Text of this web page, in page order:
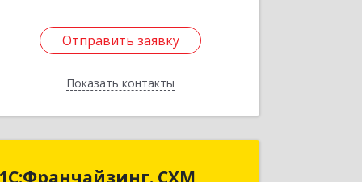
Отправить заявку
Показать контакты
Отправить заявку
Назад
1С:Франчайзинг. СХМ
1С:Франчайзинг. СХМ